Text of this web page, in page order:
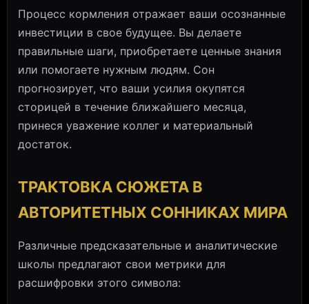
Процесс кормления отражает ваши осознанные
инвестиции в свое будущее. Вы делаете
правильные шаги, приобретаете ценные знания
или помогаете нужным людям. Сон
прогнозирует, что ваши усилия окупятся
сторицей в течение ближайшего месяца,
принеся уважение коллег и материальный
достаток.
ТРАКТОВКА СЮЖЕТА В
АВТОРИТЕТНЫХ СОННИКАХ МИРА
Различные предсказательные и аналитические
школы предлагают свои метрики для
расшифровки этого символа: